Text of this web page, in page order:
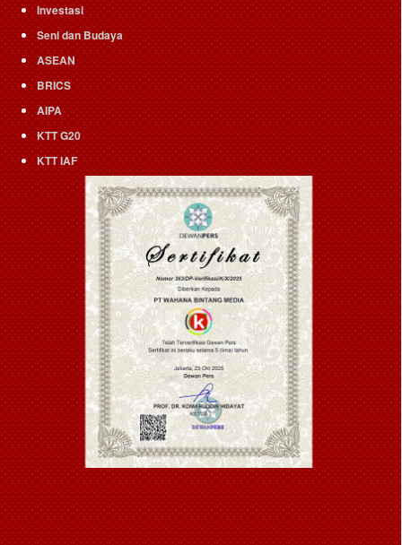
Investasi
Seni dan Budaya
ASEAN
BRICS
AIPA
KTT G20
KTT IAF